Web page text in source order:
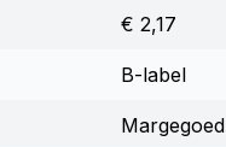
€ 2,17
B-label
Margegoed